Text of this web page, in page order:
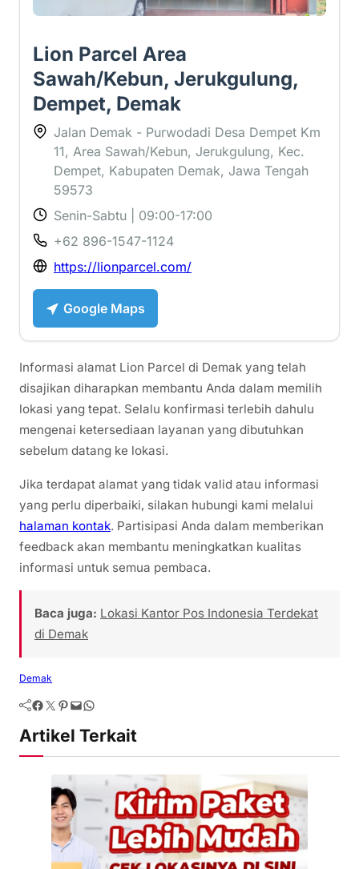
Lion Parcel Area
Sawah/Kebun, Jerukgulung,
Dempet, Demak
Jalan Demak - Purwodadi Desa Dempet Km
11, Area Sawah/Kebun, Jerukgulung, Kec.
Dempet, Kabupaten Demak, Jawa Tengah
59573
Senin-Sabtu | 09:00-17:00
+62 896-1547-1124
https://lionparcel.com/
Google Maps
Informasi alamat Lion Parcel di Demak yang telah
disajikan diharapkan membantu Anda dalam memilih
lokasi yang tepat. Selalu konfirmasi terlebih dahulu
mengenai ketersediaan layanan yang dibutuhkan
sebelum datang ke lokasi.
Jika terdapat alamat yang tidak valid atau informasi
yang perlu diperbaiki, silakan hubungi kami melalui
halaman kontak. Partisipasi Anda dalam memberikan
feedback akan membantu meningkatkan kualitas
informasi untuk semua pembaca.
Baca juga: Lokasi Kantor Pos Indonesia Terdekat
di Demak
Demak
Artikel Terkait